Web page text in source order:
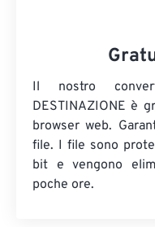
Il nostro
DESTINAZIONE è
browser web.
file. I file sono
bit e vengono
poche ore.